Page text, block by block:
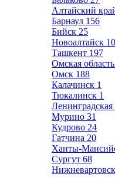
Алтайский
Барнаул 156
Бийск 25
Новоалтайск 10
Ташкент 197
Омская область
Омск 188
Калачинск 1
Тюкалинск 1
Ленинградская
Мурино 31
Кудрово 24
Гатчина 20
Ханты-
Сургут 68
Нижневартовск